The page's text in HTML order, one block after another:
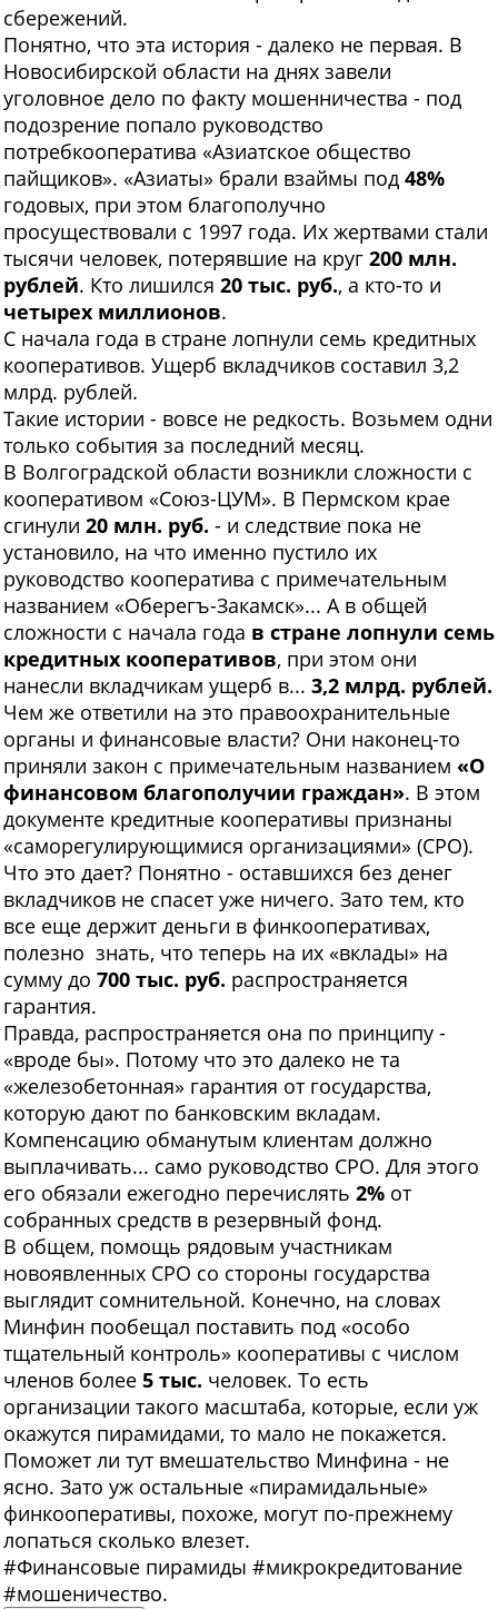
сбережений.
Понятно, что эта история - далеко не первая. В
Новосибирской области на днях завели
уголовное дело по факту мошенничества - под
подозрение попало руководство
потребкооператива «Азиатское общество
пайщиков». «Азиаты» брали взаймы под 48%
годовых, при этом благополучно
просуществовали с 1997 года. Их жертвами стали
тысячи человек, потерявшие на круг 200 млн.
рублей. Кто лишился 20 тыс. руб., а кто-то и
четырех миллионов.
C начала года в стране лопнули семь кредитных
кооперативов. Ущерб вкладчиков составил 3,2
млрд. рублей.
Такие истории - вовсе не редкость. Возьмем одни
только события за последний месяц.
В Волгоградской области возникли сложности с
кооперативом «Союз-ЦУМ». В Пермском крае
сгинули 20 млн. руб. - и следствие пока не
установило, на что именно пустило их
руководство кооператива с примечательным
названием «Оберегъ-Закамск»... А в общей
сложности с начала года в стране лопнули семь
кредитных кооперативов, при этом они
нанесли вкладчикам ущерб в... 3,2 млрд. рублей.
Чем же ответили на это правоохранительные
органы и финансовые власти? Они наконец-то
приняли закон с примечательным названием «О
финансовом благополучии граждан». В этом
документе кредитные кооперативы признаны
«саморегулирующимися организациями» (СРО).
Что это дает? Понятно - оставшихся без денег
вкладчиков не спасет уже ничего. Зато тем, кто
все еще держит деньги в финкооперативах,
полезно знать, что теперь на их «вклады» на
сумму до 700 тыс. руб. распространяется
гарантия.
Правда, распространяется она по принципу -
«вроде бы». Потому что это далеко не та
«железобетонная» гарантия от государства,
которую дают по банковским вкладам.
Компенсацию обманутым клиентам должно
выплачивать... само руководство СРО. Для этого
его обязали ежегодно перечислять 2% от
собранных средств в резервный фонд.
В общем, помощь рядовым участникам
новоявленных СРО со стороны государства
выглядит сомнительной. Конечно, на словах
Минфин пообещал поставить под «особо
тщательный контроль» кооперативы с числом
членов более 5 тыс. человек. То есть
организации такого масштаба, которые, если уж
окажутся пирамидами, то мало не покажется.
Поможет ли тут вмешательство Минфина - не
ясно. Зато уж остальные «пирамидальные»
финкооперативы, похоже, могут по-прежнему
лопаться сколько влезет.
#Финансовые пирамиды #микрокредитование
#мошеничество.